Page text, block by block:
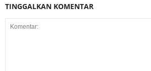
TINGGALKAN KOMENTAR